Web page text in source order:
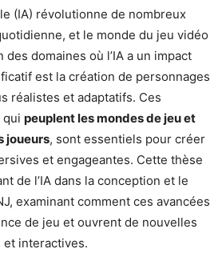
(IA) révolutionne de nombreux
et le monde du jeu vidéo
des domaines où l’IA a un impact
est la création de personnages
réalistes et adaptatifs. Ces
qui peuplent les mondes de jeu et
joueurs, sont essentiels pour créer
et engageantes. Cette thèse
de l’IA dans la conception et le
examinant comment ces avancées
de jeu et ouvrent de nouvelles
interactives.